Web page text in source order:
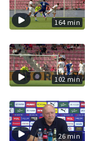
164 min
102 min
26 min